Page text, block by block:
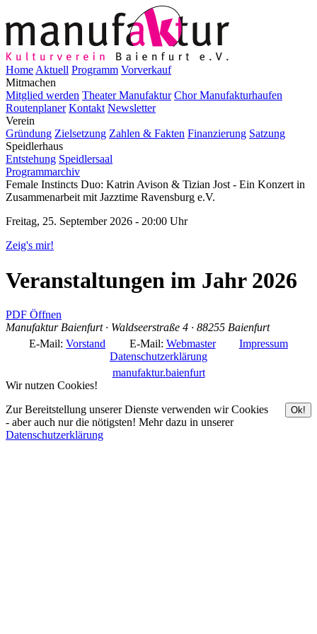
Home Aktuell Programm Vorverkauf
Mitmachen
Mitglied werden Theater Manufaktur Chor Manufakturhaufen
Routenplaner Kontakt Newsletter
Verein
Gründung Zielsetzung Zahlen & Fakten Finanzierung Satzung
Speidlerhaus
Entstehung Speidlersaal
Programmarchiv
Female Instincts Duo: Katrin Avison & Tizian Jost - Ein Konzert in
Zusammenarbeit mit Jazztime Ravensburg e.V.
Freitag, 25. September 2026 - 20:00 Uhr
Zeig's mir!
Veranstaltungen im Jahr 2026
PDF Öffnen
Manufaktur Baienfurt · Waldseerstraße 4 · 88255 Baienfurt
E-Mail:Vorstand E-Mail: Webmaster
Impressum
Datenschutzerklärung
manufaktur.baienfurt
Wir nutzen Cookies!
Zur Bereitstellung unserer Dienste verwenden wir Cookies
- aber auch nur die nötigsten! Mehr dazu in unserer
Datenschutzerklärung
Ok!